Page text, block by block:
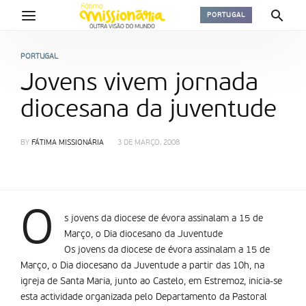
PORTUGAL
PORTUGAL
Jovens vivem jornada
diocesana da juventude
BY FÁTIMA MISSIONÁRIA 3 DE MARÇO, 2008
O
s jovens da diocese de évora assinalam a 15 de
Março, o Dia diocesano da Juventude
Os jovens da diocese de évora assinalam a 15 de
Março, o Dia diocesano da Juventude a partir das 10h, na
igreja de Santa Maria, junto ao Castelo, em Estremoz, inicia-se
esta actividade organizada pelo Departamento da Pastoral